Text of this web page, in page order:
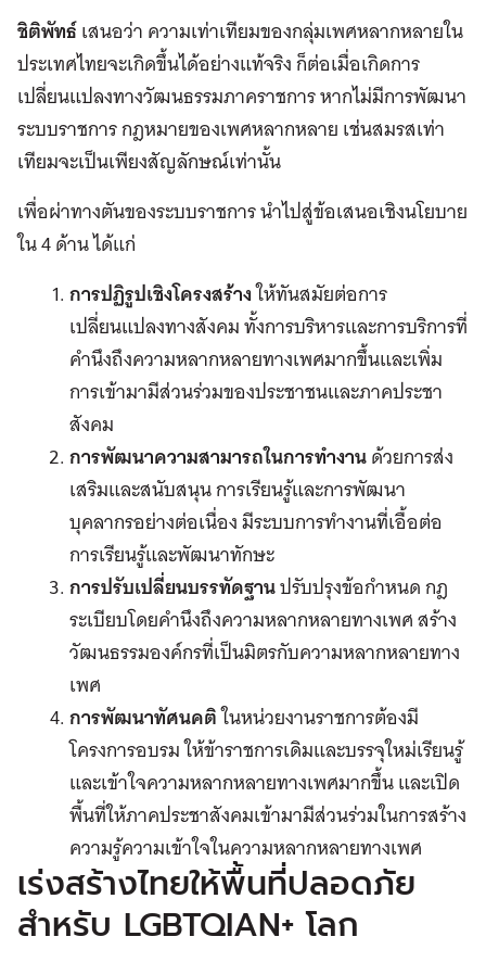
ชิติพัทธ์เสนอว่า ความเท่าเทียมของกลุ่มเพศหลากหลายใน
ประเทศไทยจะเกิดขึ้นได้อย่างแท้จริง ก็ต่อเมื่อเกิดการ
เปลี่ยนแปลงทางวัฒนธรรมภาคราชการ หากไม่มีการพัฒนา
ระบบราชการ กฎหมายของเพศหลากหลาย เช่นสมรสเท่า
เทียมจะเป็นเพียงสัญลักษณ์เท่านั้น
เพื่อผ่าทางตันของระบบราชการ นำไปสู่ข้อเสนอเชิงนโยบาย
ใน 4 ด้าน ได้แก่
การปฏิรูปเชิงโครงสร้างให้ทันสมัยต่อการ
เปลี่ยนแปลงทางสังคม ทั้งการบริหารและการบริการที่
คำนึงถึงความหลากหลายทางเพศมากขึ้นและเพิ่ม
การเข้ามามีส่วนร่วมของประชาชนและภาคประชา
สังคม
การพัฒนาความสามารถในการทำงานด้วยการส่ง
เสริมและสนับสนุน การเรียนรู้และการพัฒนา
บุคลากรอย่างต่อเนื่อง มีระบบการทำงานที่เอื้อต่อ
การเรียนรู้และพัฒนาทักษะ
การปรับเปลี่ยนบรรทัดฐานปรับปรุงข้อกำหนด กฎ
ระเบียบโดยคำนึงถึงความหลากหลายทางเพศ สร้าง
วัฒนธรรมองค์กรที่เป็นมิตรกับความหลากหลายทาง
เพศ
การพัฒนาทัศนคติในหน่วยงานราชการต้องมี
โครงการอบรม ให้ข้าราชการเดิมและบรรจุใหม่เรียนรู้
และเข้าใจความหลากหลายทางเพศมากขึ้น และเปิด
พื้นที่ให้ภาคประชาสังคมเข้ามามีส่วนร่วมในการสร้าง
ความรู้ความเข้าใจในความหลากหลายทางเพศ
เร่งสร้างไทยให้พื้นที่ปลอดภัย
สำหรับ LGBTQIAN+ โลก